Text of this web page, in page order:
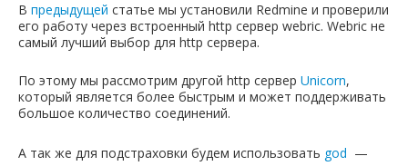
В предыдущей статье мы установили Redmine и проверили
его работу через встроенный http сервер webric. Webric не
самый лучший выбор для http сервера.
По этому мы рассмотрим другой http сервер Unicorn,
который является более быстрым и может поддерживать
большое количество соединений.
А так же для подстраховки будем использовать god —